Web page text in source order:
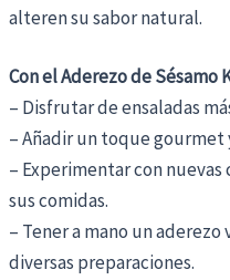
alteren su sabor natural.
Con el Aderezo de
– Disfrutar de ensaladas
– Añadir un toque gourmet
– Experimentar con
sus comidas.
– Tener a mano un
diversas preparaciones.